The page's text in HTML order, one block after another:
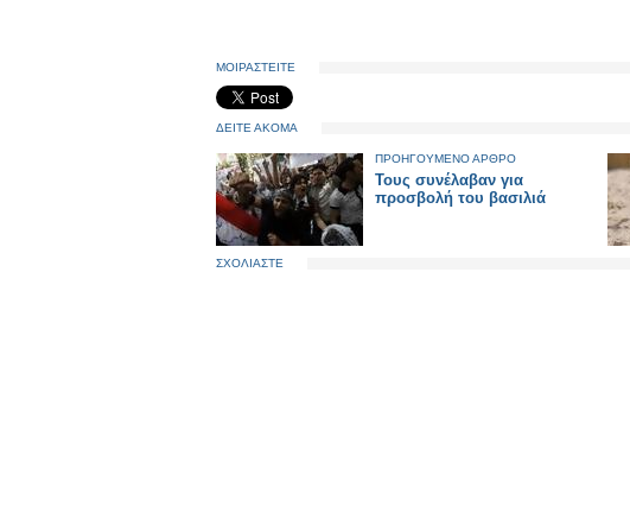
ΜΟΙΡΑΣΤΕΙΤΕ
ΔΕΙΤΕ ΑΚΟΜΑ
ΠΡΟΗΓΟΥΜΕΝΟ ΑΡΘΡΟ
Τους συνέλαβαν για
προσβολή του βασιλιά
ΣΧΟΛΙΑΣΤΕ